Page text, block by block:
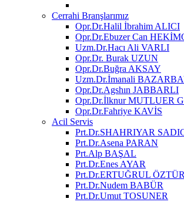
Cerrahi Branşlarımız
Opr.Dr.Halil İbrahim ALICI
Opr.Dr.Ebuzer Can
Uzm.Dr.Hacı Ali VARLI
Opr.Dr. Burak UZUN
Opr.Dr.Buğra AKSAY
Uzm.Dr.İmanali
Opr.Dr.Agshın JABBARLI
Opr.Dr.İlknur MUTLUER
Opr.Dr.Fahriye KAVİS
Acil Servis
Prt.Dr.SHAHRIYAR
Prt.Dr.Asena PARAN
Prt.Alp BAŞAL
Prt.Dr.Enes AYAR
Prt.Dr.ERTUĞRUL
Prt.Dr.Nudem BABÜR
Prt.Dr.Umut TOSUNER